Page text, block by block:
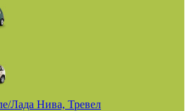
Лада Нива, Тревел